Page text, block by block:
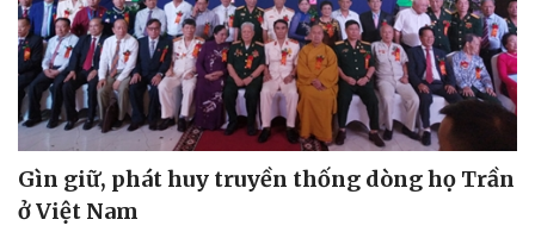
Gìn giữ, phát huy truyền thống dòng họ Trần
ở Việt Nam